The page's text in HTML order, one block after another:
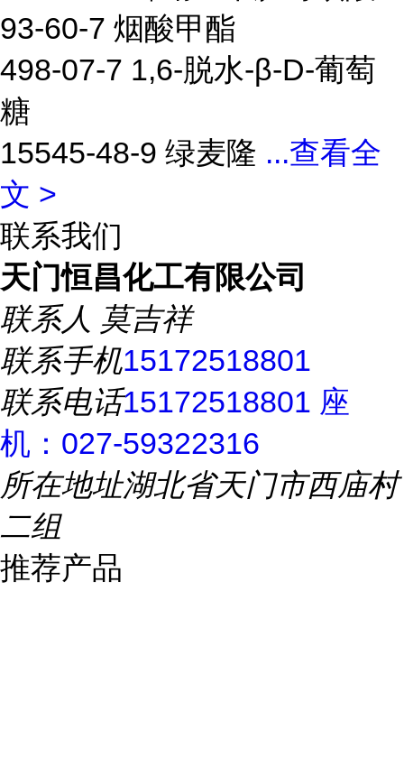
93-60-7 烟酸甲酯
498-07-7 1,6-脱水-β-D-葡萄
糖
15545-48-9 绿麦隆 ...查看全
文 >
联系我们
天门恒昌化工有限公司
联系人 莫吉祥
联系手机15172518801
联系电话15172518801 座
机：027-59322316
所在地址湖北省天门市西庙村
二组
推荐产品